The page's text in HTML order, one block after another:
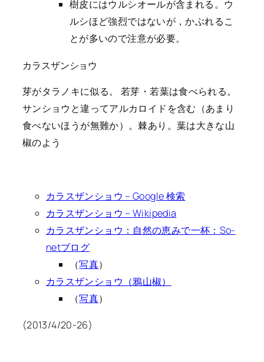
樹皮にはウルシオールが含まれる。ウ
ルシほど強烈ではないが，かぶれるこ
とが多いので注意が必要。
カラスザンショウ
芽がタラノキに似る。 若芽・若葉は食べられる。
サンショウと違ってアルカロイドを含む（あまり
食べないほうが無難か）。棘あり。葉は大きな山
椒のよう
カラスザンショウ – Google 検索
カラスザンショウ – Wikipedia
カラスザンショウ：自然の恵みで一杯：So-
netブログ
（写真）
カラスザンショウ（鴉山椒）
（写真）
(2013/4/20-26)